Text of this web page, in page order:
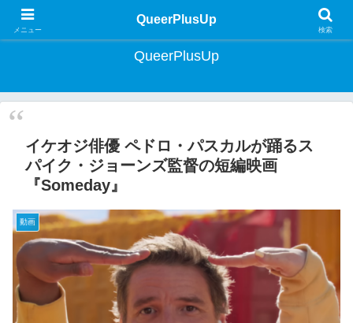
クィア・ライフスタイルマガジン | Lifestyle Magazine for Queer Japan
QueerPlusUp
イケオジ俳優 ペドロ・パスカルが踊るス
パイク・ジョーンズ監督の短編映画
『Someday』
動画
メニュー
QueerPlusUp
検索